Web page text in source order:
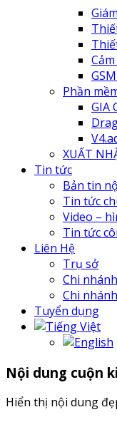
Phần
GIA
XUẤT
Tin tức
Bản tin
Tin tức
Video –
Tin tức
Liên Hệ
Trụ sở
Chi
Chi
Tuyển dụng
Nội dung cuộn
Hiển thị nội dung